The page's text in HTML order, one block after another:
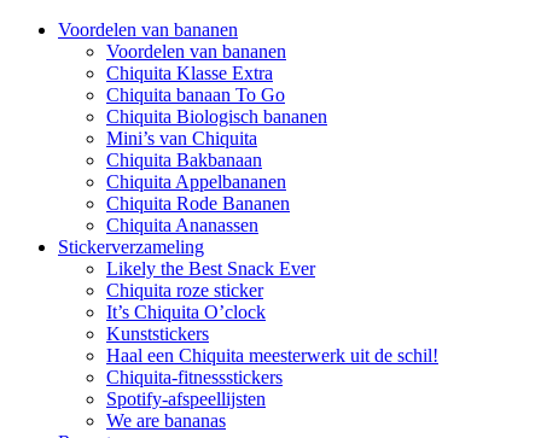
Voordelen van bananen
Voordelen van bananen
Chiquita Klasse Extra
Chiquita banaan To Go
Chiquita Biologisch bananen
Mini’s van Chiquita
Chiquita Bakbanaan
Chiquita Appelbananen
Chiquita Rode Bananen
Chiquita Ananassen
Stickerverzameling
Likely the Best Snack Ever
Chiquita roze sticker
It’s Chiquita O’clock
Kunststickers
Haal een Chiquita meesterwerk uit de schil!
Chiquita-fitnessstickers
Spotify-afspeellijsten
We are bananas